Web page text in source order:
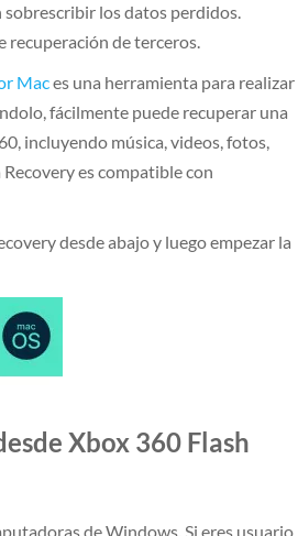
los datos perdidos.
recuperación de terceros.
Maces una herramienta para realizar
fácilmente puede recuperar una
incluyendo música, videos, fotos,
es compatible con
desde abajo y luego empezar la
Xbox 360 Flash
de Windows. Si eres usuario